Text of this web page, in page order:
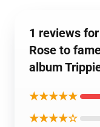
1 reviews
Rose to
album
★★★★★
★★★★☆